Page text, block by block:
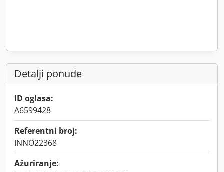
Detalji ponude
ID oglasa:
A6599428
Referentni broj:
INNO22368
Ažuriranje: